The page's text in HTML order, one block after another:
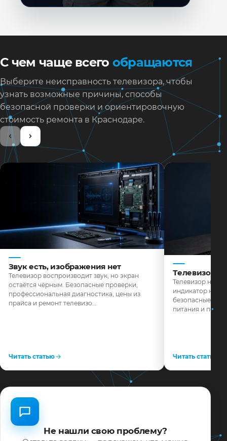
С чем чаще всего обращаются
Выберите неисправность телевизора, чтобы
узнать возможные причины, способы
безопасной проверки и ориентировочную
стоимость ремонта в Краснодаре.
Звук есть, изображения нет
Телевизор воспроизводит звук, но экран
остаётся чёрным. Безопасные проверки,
профессиональная диагностика, цены из
прайса и ремонт телевизо…
Читать статью
Телевизор
Телевизор не
индикатор не
безопасные
питания и
Читать статью
Не нашли свою проблему?